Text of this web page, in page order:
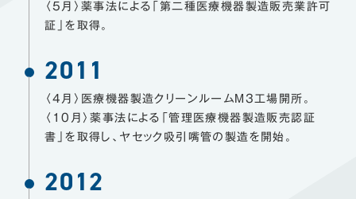
〈5月〉薬事法による「第二種医療機器製造販売業許可
証」を取得。
2011
〈4月〉医療機器製造クリーンルームM3工場開所。
〈10月〉薬事法による「管理医療機器製造販売認証
書」を取得し、ヤセック吸引嘴管の製造を開始。
2012